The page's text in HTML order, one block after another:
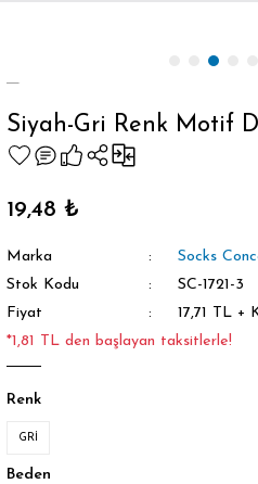
Siyah-Gri Renk Motif
19,48 ₺
Marka
Socks
Stok Kodu
SC-1721-3
Fiyat
17,71 TL +
*1,81 TL den başlayan taksitlerle!
Renk
GRİ
Beden